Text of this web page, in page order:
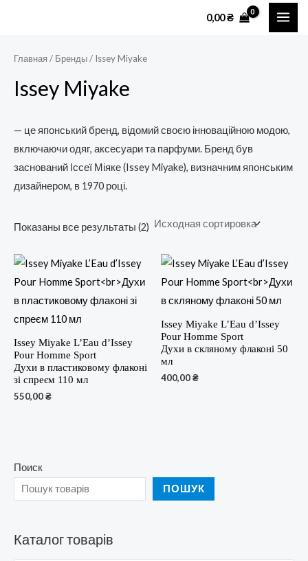
0,00₴
Поиск
ПОШУК
Каталог товарів
Главная / Бренды / Issey Miyake
Issey Miyake
— це японський бренд, відомий своєю інноваційною модою,
включаючи одяг, аксесуари та парфуми. Бренд був
заснований Іссеї Міяке (Issey Miyake), визначним японським
дизайнером, в 1970 році.
Показаны все результаты (2)
Issey Miyake L’Eau d’Issey
Pour Homme Sport
Духи в пластиковому флаконі
зі спреєм 110 мл
550,00₴
Issey Miyake L’Eau d’Issey
Pour Homme Sport
Духи в скляному флаконі 50
мл
400,00₴